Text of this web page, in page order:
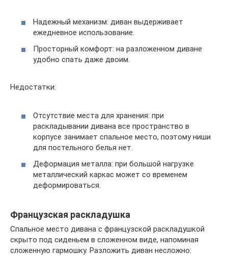
Надежный механизм: диван выдерживает
ежедневное использование.
Просторный комфорт: на разложенном диване
удобно спать даже двоим.
Недостатки:
Отсутствие места для хранения: при
раскладывании дивана все пространство в
корпусе занимает спальное место, поэтому ниши
для постельного белья нет.
Деформация металла: при большой нагрузке
металлический каркас может со временем
деформироваться.
Французская раскладушка
Спальное место дивана с французской раскладушкой
скрыто под сиденьем в сложенном виде, напоминая
сложенную гармошку. Разложить диван несложно: